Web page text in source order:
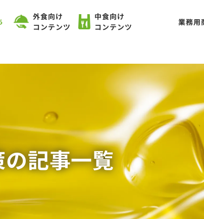
外食向け
コンテンツ
中食向け
コンテンツ
業務用
記事一覧